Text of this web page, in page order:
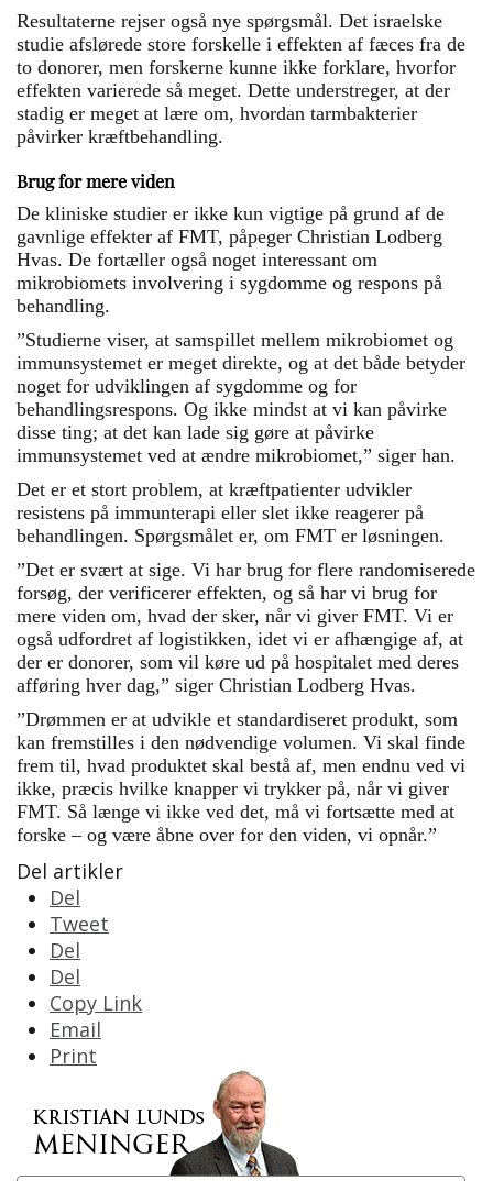
Resultaterne rejser også nye spørgsmål. Det israelske
studie afslørede store forskelle i effekten af fæces fra de
to donorer, men forskerne kunne ikke forklare, hvorfor
effekten varierede så meget. Dette understreger, at der
stadig er meget at lære om, hvordan tarmbakterier
påvirker kræftbehandling.
Brug for mere viden
De kliniske studier er ikke kun vigtige på grund af de
gavnlige effekter af FMT, påpeger Christian Lodberg
Hvas. De fortæller også noget interessant om
mikrobiomets involvering i sygdomme og respons på
behandling.
”Studierne viser, at samspillet mellem mikrobiomet og
immunsystemet er meget direkte, og at det både betyder
noget for udviklingen af sygdomme og for
behandlingsrespons. Og ikke mindst at vi kan påvirke
disse ting; at det kan lade sig gøre at påvirke
immunsystemet ved at ændre mikrobiomet,” siger han.
Det er et stort problem, at kræftpatienter udvikler
resistens på immunterapi eller slet ikke reagerer på
behandlingen. Spørgsmålet er, om FMT er løsningen.
”Det er svært at sige. Vi har brug for flere randomiserede
forsøg, der verificerer effekten, og så har vi brug for
mere viden om, hvad der sker, når vi giver FMT. Vi er
også udfordret af logistikken, idet vi er afhængige af, at
der er donorer, som vil køre ud på hospitalet med deres
afføring hver dag,” siger Christian Lodberg Hvas.
”Drømmen er at udvikle et standardiseret produkt, som
kan fremstilles i den nødvendige volumen. Vi skal finde
frem til, hvad produktet skal bestå af, men endnu ved vi
ikke, præcis hvilke knapper vi trykker på, når vi giver
FMT. Så længe vi ikke ved det, må vi fortsætte med at
forske – og være åbne over for den viden, vi opnår.”
Del artikler
Del
Tweet
Del
Del
Copy Link
Email
Print